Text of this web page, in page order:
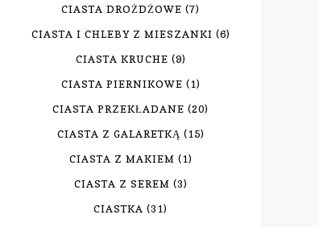
CIASTA DROŻDŻOWE (7)
CIASTA I CHLEBY Z MIESZANKI (6)
CIASTA KRUCHE (9)
CIASTA PIERNIKOWE (1)
CIASTA PRZEKŁADANE (20)
CIASTA Z GALARETKĄ (15)
CIASTA Z MAKIEM (1)
CIASTA Z SEREM (3)
CIASTKA (31)